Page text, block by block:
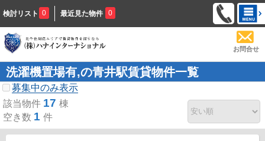
検討リスト 0 最近見た物件 0
お問合せ
洗濯機置場有,の青井駅賃貸物件一覧
募集中のみ表示
該当物件 17 棟
空き数 1 件